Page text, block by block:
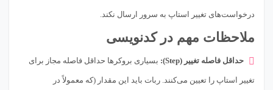
درخواست‌های تغییر استاپ به سرور ارسال نکند.
ملاحظات مهم در کدنویسی
حداقل فاصله تغییر (Step): بسیاری بروکرها حداقل فاصله مجاز برای
تغییر استاپ را تعیین می‌کنند. ربات باید این مقدار (که معمولاً در